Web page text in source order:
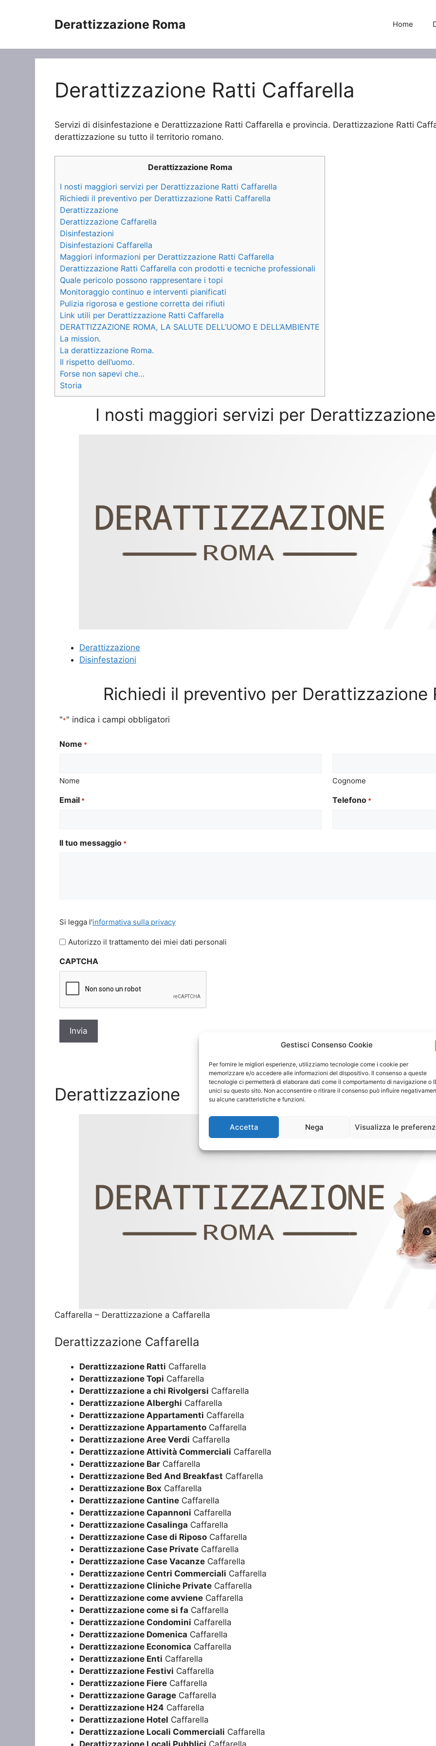
Gestisci Consenso Cookie
Per fornire le migliori esperienze, utilizziamo tecnologie come i cookie per
memorizzare e/o accedere alle informazioni del dispositivo. Il consenso a queste
tecnologie ci permetterà di elaborare dati come il comportamento di navigazione o
unici su questo sito. Non acconsentire o ritirare il consenso può influire
su alcune caratteristiche e funzioni.
Accetta Nega Visualizza le
Derattizzazione Roma Home
Derattizzazione Ratti Caffarella
Servizi di disinfestazione e Derattizzazione Ratti Caffarella e provincia. Derattizzazione Ratti
derattizzazione su tutto il territorio romano.
Derattizzazione Roma
I nosti maggiori servizi per Derattizzazione Ratti Caffarella
Richiedi il preventivo per Derattizzazione Ratti Caffarella
Derattizzazione
Derattizzazione Caffarella
Disinfestazioni
Disinfestazioni Caffarella
Maggiori informazioni per Derattizzazione Ratti Caffarella
Derattizzazione Ratti Caffarella con prodotti e tecniche professionali
Quale pericolo possono rappresentare i topi
Monitoraggio continuo e interventi pianificati
Pulizia rigorosa e gestione corretta dei rifiuti
Link utili per Derattizzazione Ratti Caffarella
DERATTIZZAZIONE ROMA, LA SALUTE DELL’UOMO E DELL’AMBIENTE
La mission.
La derattizzazione Roma.
Il rispetto dell’uomo.
Forse non sapevi che…
Storia
I nosti maggiori servizi per
Derattizzazione
Disinfestazioni
Richiedi il preventivo per Derattizzazione
"*" indica i campi obbligatori
Nome *
Nome Cognome
Email * Telefono *
Il tuo messaggio *
legga
l'informativa
privacy
Si legga l'informativa sulla privacy
Autorizzo il trattamento dei miei dati personali
CAPTCHA
Derattizzazione
Caffarella – Derattizzazione a Caffarella
Derattizzazione Caffarella
Derattizzazione Ratti Caffarella
Derattizzazione Topi Caffarella
Derattizzazione a chi Rivolgersi Caffarella
Derattizzazione Alberghi Caffarella
Derattizzazione Appartamenti Caffarella
Derattizzazione Appartamento Caffarella
Derattizzazione Aree Verdi Caffarella
Derattizzazione Attività Commerciali Caffarella
Derattizzazione Bar Caffarella
Derattizzazione Bed And Breakfast Caffarella
Derattizzazione Box Caffarella
Derattizzazione Cantine Caffarella
Derattizzazione Capannoni Caffarella
Derattizzazione Casalinga Caffarella
Derattizzazione Case di Riposo Caffarella
Derattizzazione Case Private Caffarella
Derattizzazione Case Vacanze Caffarella
Derattizzazione Centri Commerciali Caffarella
Derattizzazione Cliniche Private Caffarella
Derattizzazione come avviene Caffarella
Derattizzazione come si fa Caffarella
Derattizzazione Condomini Caffarella
Derattizzazione Domenica Caffarella
Derattizzazione Economica Caffarella
Derattizzazione Enti Caffarella
Derattizzazione Festivi Caffarella
Derattizzazione Fiere Caffarella
Derattizzazione Garage Caffarella
Derattizzazione H24 Caffarella
Derattizzazione Hotel Caffarella
Derattizzazione Locali Commerciali Caffarella